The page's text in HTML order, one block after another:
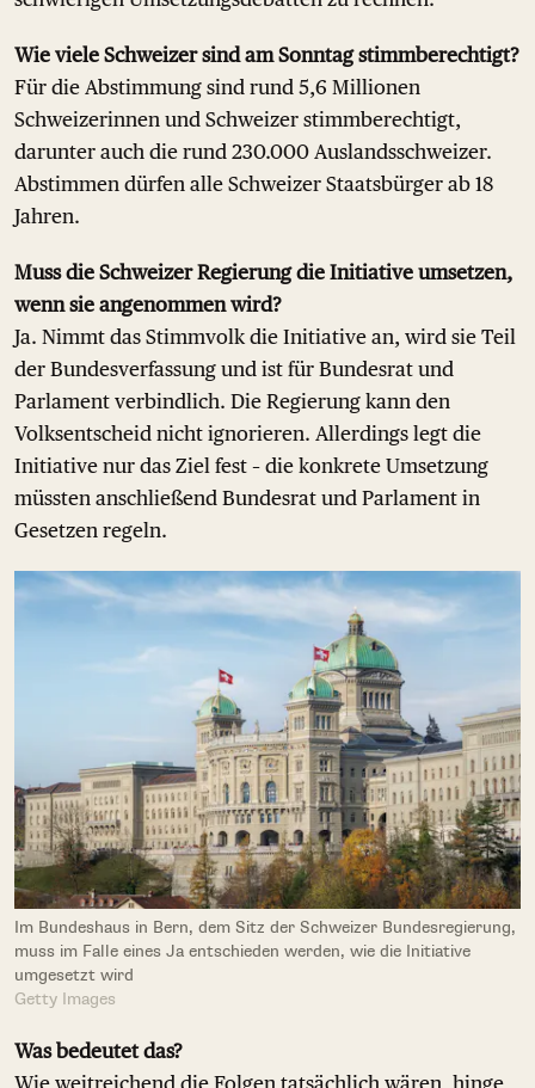
Wie viele Schweizer sind am Sonntag stimmberechtigt?
Für die Abstimmung sind rund 5,6 Millionen
Schweizerinnen und Schweizer stimmberechtigt,
darunter auch die rund 230.000 Auslandsschweizer.
Abstimmen dürfen alle Schweizer Staatsbürger ab 18
Jahren.
Muss die Schweizer Regierung die Initiative umsetzen,
wenn sie angenommen wird?
Ja. Nimmt das Stimmvolk die Initiative an, wird sie Teil
der Bundesverfassung und ist für Bundesrat und
Parlament verbindlich. Die Regierung kann den
Volksentscheid nicht ignorieren. Allerdings legt die
Initiative nur das Ziel fest – die konkrete Umsetzung
müssten anschließend Bundesrat und Parlament in
Gesetzen regeln.
Im Bundeshaus in Bern, dem Sitz der Schweizer Bundesregierung,
muss im Falle eines Ja entschieden werden, wie die Initiative
umgesetzt wird
Getty Images
Was bedeutet das?
Wie weitreichend die Folgen tatsächlich wären, hinge